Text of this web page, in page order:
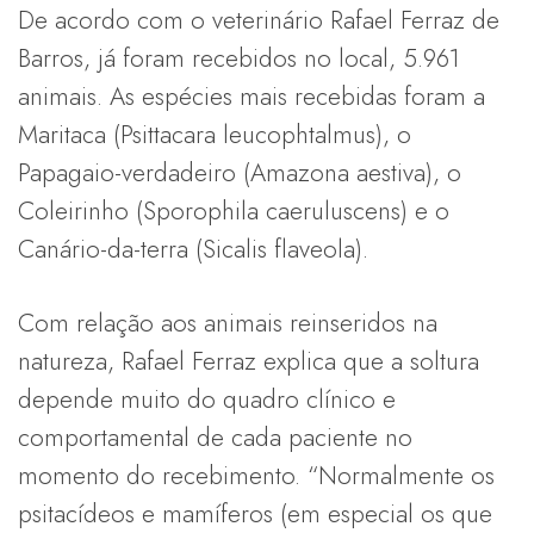
De acordo com o veterinário Rafael Ferraz de
Barros, já foram recebidos no local, 5.961
animais. As espécies mais recebidas foram a
Maritaca (Psittacara leucophtalmus), o
Papagaio-verdadeiro (Amazona aestiva), o
Coleirinho (Sporophila caeruluscens) e o
Canário-da-terra (Sicalis flaveola).
Com relação aos animais reinseridos na
natureza, Rafael Ferraz explica que a soltura
depende muito do quadro clínico e
comportamental de cada paciente no
momento do recebimento. “Normalmente os
psitacídeos e mamíferos (em especial os que